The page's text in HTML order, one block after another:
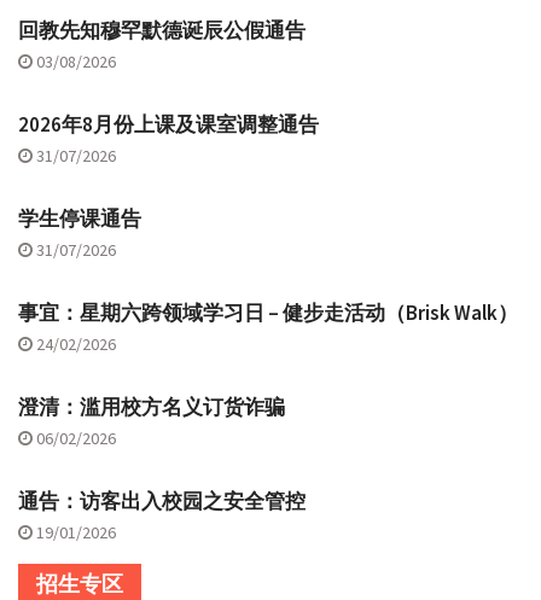
回教先知穆罕默德诞辰公假通告
03/08/2026
2026年8月份上课及课室调整通告
31/07/2026
学生停课通告
31/07/2026
事宜：星期六跨领域学习日 – 健步走活动（Brisk Walk）
24/02/2026
澄清：滥用校方名义订货诈骗
06/02/2026
通告：访客出入校园之安全管控
19/01/2026
招生专区